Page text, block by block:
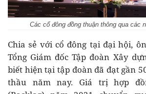
Các cổ đông đồng thuận thông qua các
Chia sẻ với cổ đông tại đại hội,
Tổng Giám đốc Tập đoàn Xây
biết hiện tại tập đoàn đã đạt gần
thầu năm nay. Giá trị hợp